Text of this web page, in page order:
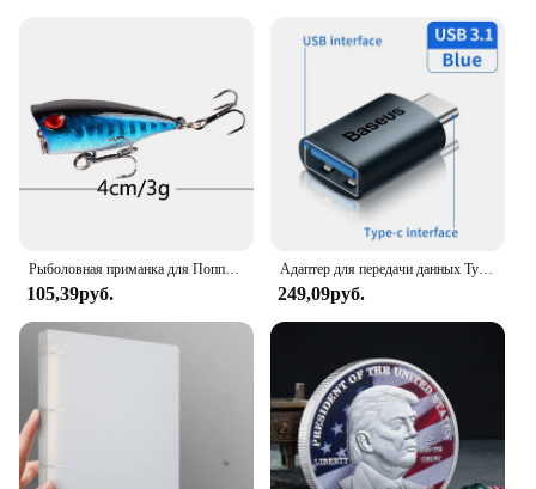
making it an excellent choice for retailers and
businesses looking to expand their product
offerings. The shirt's performance and property,
combined with its design and style, make it a
sought-after item for those seeking to add a touch of
tropical flair to their wardrobe.
Рыболовная приманка для Поппера, 1 шт., 7 см, 12 г, жесткая искусственная приманка топвотер с 2 тройными крючками, для ловли карпа, Воблер для рыболовной наживки, кренкбейт
105,39руб.
Адаптер для передачи данных Type C - USB 3.1, черный
249,09руб.